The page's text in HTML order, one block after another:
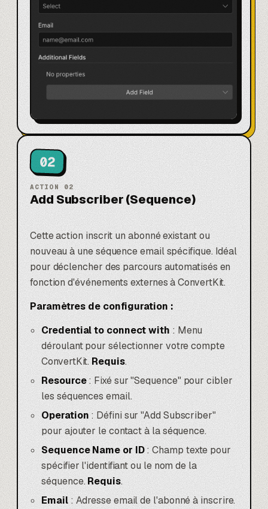
02
ACTION 02
Add Subscriber (Sequence)
Cette action inscrit un abonné existant ou
nouveau à une séquence email spécifique. Idéal
pour déclencher des parcours automatisés en
fonction d'événements externes à ConvertKit.
Paramètres de configuration :
Credential to connect with : Menu
déroulant pour sélectionner votre compte
ConvertKit. Requis.
Resource: Fixé sur "Sequence" pour cibler
les séquences email.
Operation: Défini sur "Add Subscriber"
pour ajouter le contact à la séquence.
Sequence Name or ID: Champ texte pour
spécifier l'identifiant ou le nom de la
séquence.Requis.
Email: Adresse email de l'abonné à inscrire.